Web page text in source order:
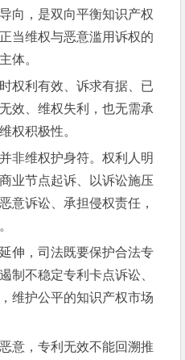
向，是双向平衡知识产权
当维权与恶意滥用诉权的
体。
权利有效、诉求有据、已
效、维权失利，也无需承
权积极性。
非维权护身符。权利人明
业节点起诉、以诉讼施压
意诉讼、承担侵权责任，
伸，司法既要保护合法专
制不稳定专利卡点诉讼、
维护公平的知识产权市场
意，专利无效不能回溯推